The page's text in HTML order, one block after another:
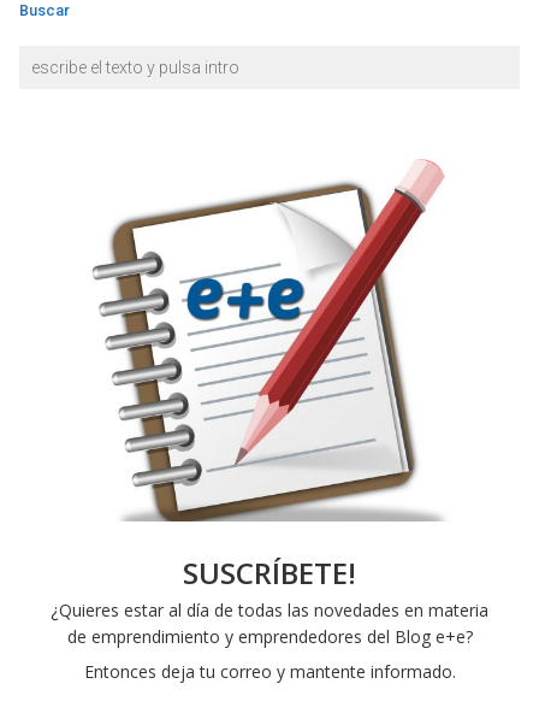
Buscar
SUSCRÍBETE!
¿Quieres estar al día de todas las novedades en materia
de emprendimiento y emprendedores del Blog e+e?
Entonces deja tu correo y mantente informado.